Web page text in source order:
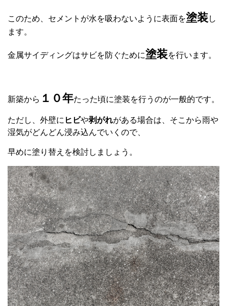
このため、セメントが水を吸わないように表面を塗装し
ます。
金属サイディングはサビを防ぐために塗装を行います。
新築から １０年たった頃に塗装を行うのが一般的です。
ただし、外壁に ヒビや剥がれがある場合は、そこから雨や
湿気がどんどん浸み込んでいくので、
早めに塗り替えを検討しましょう。